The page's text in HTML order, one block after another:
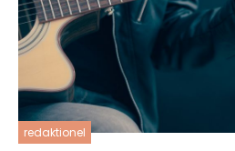
redaktionel